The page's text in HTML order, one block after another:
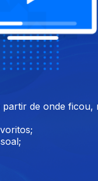
Machado
de onde ficou,